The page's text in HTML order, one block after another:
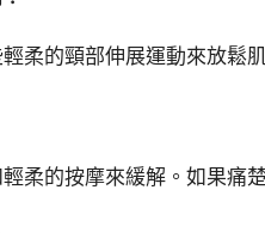
柔的頸部伸展運動來放鬆
柔的按摩來緩解。如果痛